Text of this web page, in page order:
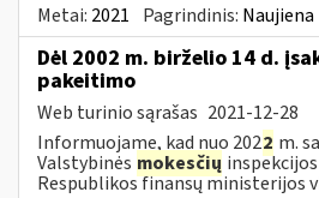
Metai: 2021 Pagrindinis: Naujiena
Dėl 2002 m. birželio 14 d.
pakeitimo
Web turinio sąrašas 2021-12-28
Informuojame, kad nuo 2022 m.
Valstybinės mokesčių
Respublikos finansų ministerijos